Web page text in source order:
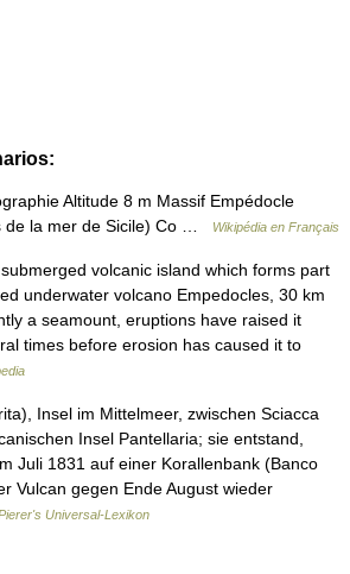
Altitude 8 m Massif Empédocle
de la mer de Sicile) Co …
Wikipédia en Français
volcanic island which forms part
underwater volcano Empedocles, 30 km
a seamount, eruptions have raised it
times before erosion has caused it to
Insel im Mittelmeer, zwischen Sciacca
Insel Pantellaria; sie entstand,
Juli 1831 auf einer Korallenbank (Banco
Vulcan gegen Ende August wieder
Universal-Lexikon